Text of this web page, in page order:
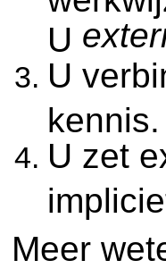
U
U
U zet
Meer